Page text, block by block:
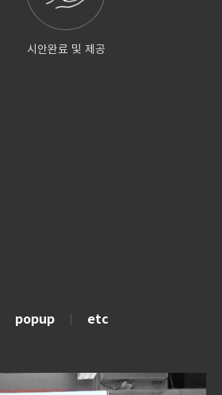
시안완료 및 제공
popup etc